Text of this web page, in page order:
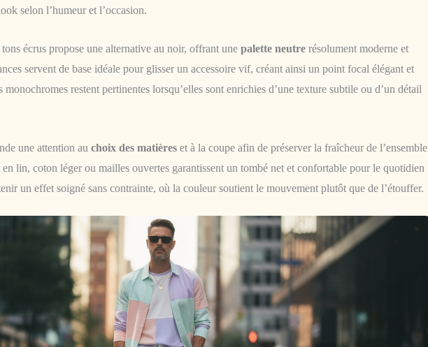
selon l’humeur et l’occasion.
écrus propose une alternative au noir, offrant une palette neutre résolument moderne et
servent de base idéale pour glisser un accessoire vif, créant ainsi un point focal élégant et
restent pertinentes lorsqu’elles sont enrichies d’une texture subtile ou d’un détail
une attention au choix des matières et à la coupe afin de préserver la fraîcheur de l’ensemble
en lin, coton léger ou mailles ouvertes garantissent un tombé net et confortable pour le quotidien
un effet soigné sans contrainte, où la couleur soutient le mouvement plutôt que de l’étouffer.